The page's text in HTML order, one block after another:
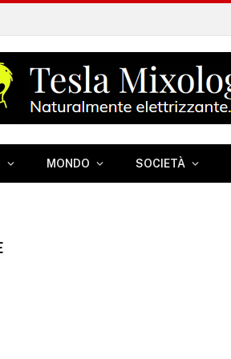
MONDO SOCIETÀ